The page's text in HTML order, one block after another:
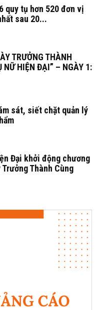
quy tụ hơn 520 đơn vị
sau 20...
TRƯỞNG THÀNH
NỮ HIỆN ĐẠI” – NGÀY 1:
sát, siết chặt quản lý
Đại khởi động chương
Thành Cùng